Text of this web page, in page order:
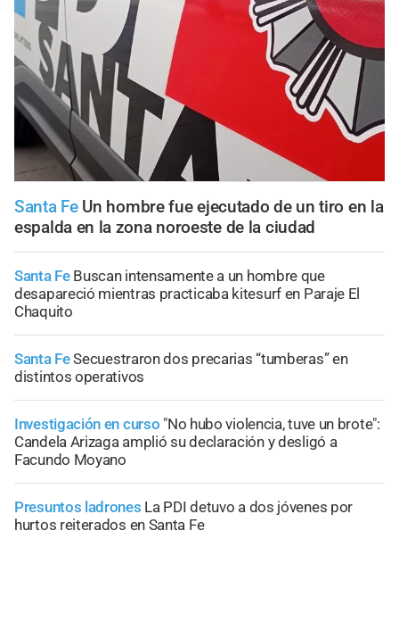
Santa Fe Un hombre fue ejecutado de un tiro en la
espalda en la zona noroeste de la ciudad
Santa Fe Buscan intensamente a un hombre que
desapareció mientras practicaba kitesurf en Paraje El
Chaquito
Santa FeSecuestraron dos precarias “tumberas” en
distintos operativos
Investigación en curso "No hubo violencia, tuve un brote":
Candela Arizaga amplió su declaración y desligó a
Facundo Moyano
Presuntos ladrones La PDI detuvo a dos jóvenes por
hurtos reiterados en Santa Fe